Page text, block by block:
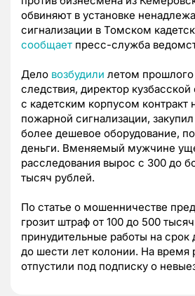
обвиняют в установке
сигнализации в Томском
сообщает пресс-служба
Дело возбудили летом
следствия, директор
с кадетским корпусом контракт
пожарной сигнализации,
более дешевое оборудование,
деньги. Вменяемый мужчине
расследования вырос с 300 до
тысяч рублей.
По статье о мошенничестве
грозит штраф от 100 до 500
принудительные работы на срок
до шести лет колонии. На время
отпустили под подписку о